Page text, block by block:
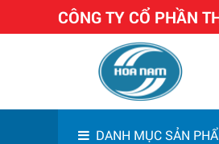
CÔNG TY CỔ PHẦN
DANH MỤC SẢN